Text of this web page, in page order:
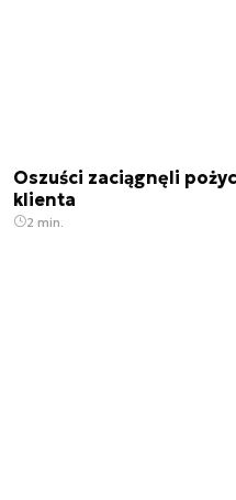
Oszuści zaciągnęli
klienta
2 min.